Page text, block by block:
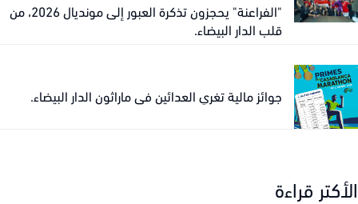
"الفراعنة" يحجزون تذكرة العبور إلى مونديال 2026، من
قلب الدار البيضاء.
جوائز مالية تغري العدائين في ماراثون الدار البيضاء.
قراءة